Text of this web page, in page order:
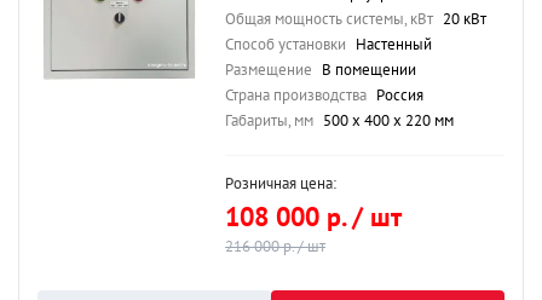
Общая мощность системы, кВт 20 кВт
Способ установки Настенный
Размещение В помещении
Страна производства Россия
Габариты, мм 500 х 400 х 220 мм
Розничная цена:
108 000 р. / шт
216 000 р. / шт